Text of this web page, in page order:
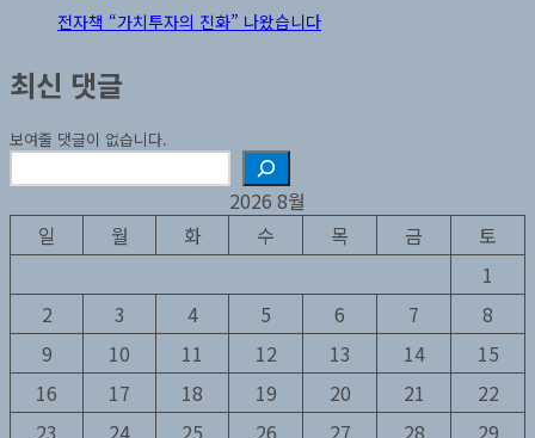
전자책 “가치투자의 진화” 나왔습니다
최신 댓글
보여줄 댓글이 없습니다.
색
2026 8월
일
월 화 수 목 금
토
1
2
3 4 5 6 7
8
9
10 11 12 13 14
15
16
17 18 19 20 21
22
23
24 25 26 27 28
29